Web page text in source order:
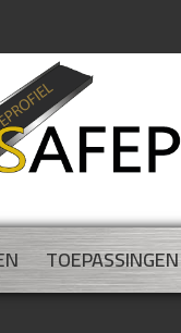
TOEPASSINGEN